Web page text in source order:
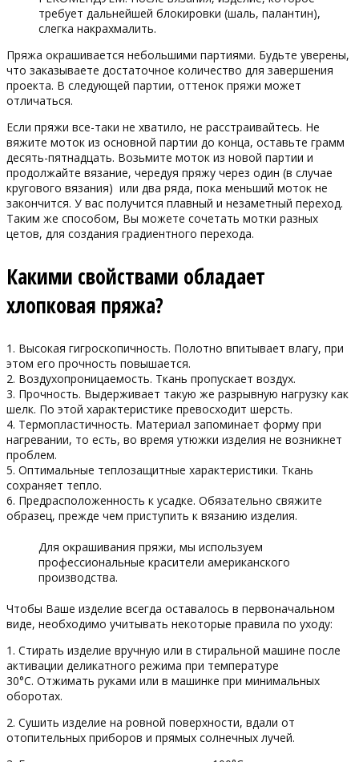
требует дальнейшей блокировки (шаль, палантин),
слегка накрахмалить.
Пряжа окрашивается небольшими партиями. Будьте уверены,
что заказываете достаточное количество для завершения
проекта. В следующей партии, оттенок пряжи может
отличаться.
Если пряжи все-таки не хватило, не расстраивайтесь. Не
вяжите моток из основной партии до конца, оставьте грамм
десять-пятнадцать. Возьмите моток из новой партии и
продолжайте вязание, чередуя пряжу через один (в случае
кругового вязания) или два ряда, пока меньший моток не
закончится. У вас получится плавный и незаметный переход.
Таким же способом, Вы можете сочетать мотки разных
цетов, для создания градиентного перехода.
Какими свойствами обладает
хлопковая пряжа?
1. Высокая гигроскопичность. Полотно впитывает влагу, при
этом его прочность повышается.
2. Воздухопроницаемость. Ткань пропускает воздух.
3. Прочность. Выдерживает такую же разрывную нагрузку как
шелк. По этой характеристике превосходит шерсть.
4. Термопластичность. Материал запоминает форму при
нагревании, то есть, во время утюжки изделия не возникнет
проблем.
5. Оптимальные теплозащитные характеристики. Ткань
сохраняет тепло.
6. Предрасположенность к усадке. Обязательно свяжите
образец, прежде чем приступить к вязанию изделия.
Для окрашивания пряжи, мы используем
профессиональные красители американского
производства.
Чтобы Ваше изделие всегда оставалось в первоначальном
виде, необходимо учитывать некоторые правила по уходу:
1. Стирать изделие вручную или в стиральной машине после
активации деликатного режима при температуре
30°С. Отжимать руками или в машинке при минимальных
оборотах.
2. Сушить изделие на ровной поверхности, вдали от
отопительных приборов и прямых солнечных лучей.